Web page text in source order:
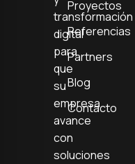
transformación
digital
para
que
su
empresa
avance
con
soluciones
Proyectos
Referencias
Partners
Blog
Contacto